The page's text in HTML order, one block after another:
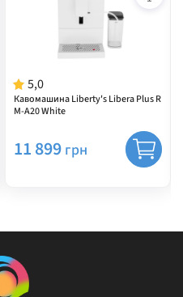
5,0
Кавомашина Liberty's Libera Plus R
M-A20 White
11 899 грн